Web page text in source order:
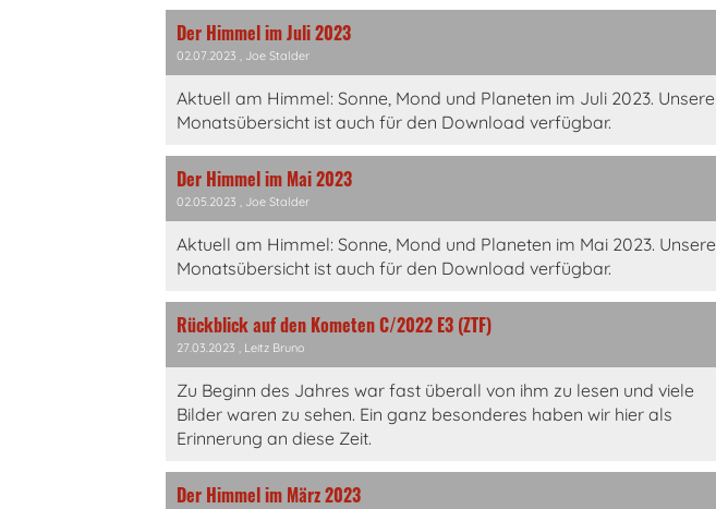
Der Himmel im Juli 2023
02.07.2023 , Joe Stalder
Aktuell am Himmel: Sonne, Mond und Planeten im Juli 2023. Unsere
Monatsübersicht ist auch für den Download verfügbar.
Der Himmel im Mai 2023
02.05.2023 , Joe Stalder
Aktuell am Himmel: Sonne, Mond und Planeten im Mai 2023. Unsere
Monatsübersicht ist auch für den Download verfügbar.
Rückblick auf den Kometen C/2022 E3 (ZTF)
27.03.2023 , Leitz Bruno
Zu Beginn des Jahres war fast überall von ihm zu lesen und viele
Bilder waren zu sehen. Ein ganz besonderes haben wir hier als
Erinnerung an diese Zeit.
Der Himmel im März 2023